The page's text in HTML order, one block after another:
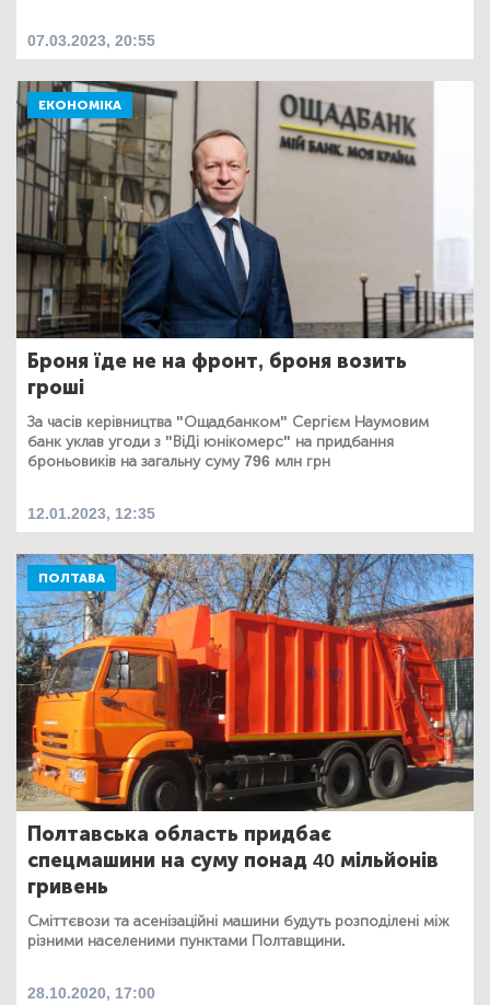
07.03.2023, 20:55
ЕКОНОМІКА
Броня їде не на фронт, броня возить
гроші
За часів керівництва "Ощадбанком" Сергієм Наумовим
банк уклав угоди з "ВіДі юнікомерс" на придбання
броньовиків на загальну суму 796 млн грн
12.01.2023, 12:35
ПОЛТАВА
Полтавська область придбає
спецмашини на суму понад 40 мільйонів
гривень
Сміттєвози та асенізаційні машини будуть розподілені між
різними населеними пунктами Полтавщини.
28.10.2020, 17:00